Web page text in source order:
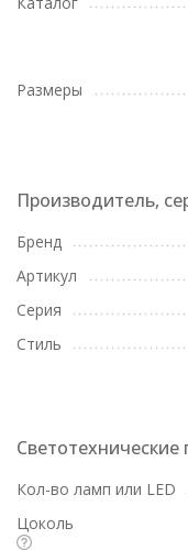
Размеры
Производитель,
Бренд
Артикул
Серия
Стиль
Светотехнические
Кол-во ламп или LED
Цоколь